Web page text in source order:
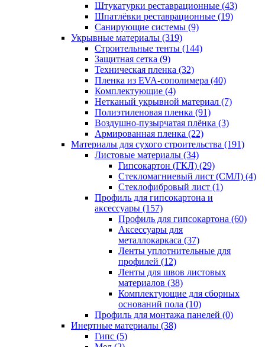
Штукатурки реставрационные (43)
Шпатлёвки реставрационные (19)
Санирующие системы (9)
Укрывные материалы (319)
Строительные тенты (144)
Защитная сетка (9)
Техническая пленка (32)
Пленка из EVA-сополимера (40)
Комплектующие (4)
Нетканый укрывной материал (7)
Полиэтиленовая пленка (91)
Воздушно-пузырчатая плёнка (3)
Армированная пленка (22)
Материалы для сухого строительства (191)
Листовые материалы (34)
Гипсокартон (ГКЛ) (29)
Стекломагниевый лист (СМЛ) (4)
Cтеклофибровый лист (1)
Профиль для гипсокартона и
аксессуары (157)
Профиль для гипсокартона (60)
Аксессуары для
металлокаркаса (37)
Ленты уплотнительные для
профилей (12)
Ленты для швов листовых
материалов (38)
Комплектующие для сборных
оснований пола (10)
Профиль для монтажа панелей (0)
Инертные материалы (38)
Гипс (5)